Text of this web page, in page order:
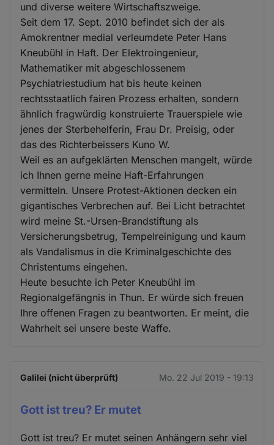
und diverse weitere Wirtschaftszweige.
Seit dem 17. Sept. 2010 befindet sich der als
Amokrentner medial verleumdete Peter Hans
Kneubühl in Haft. Der Elektroingenieur,
Mathematiker mit abgeschlossenem
Psychiatriestudium hat bis heute keinen
rechtsstaatlich fairen Prozess erhalten, sondern
ähnlich fragwürdig konstruierte Trauerspiele wie
jenes der Sterbehelferin, Frau Dr. Preisig, oder
das des Richterbeissers Kuno W.
Weil es an aufgeklärten Menschen mangelt, würde
ich Ihnen gerne meine Haft-Erfahrungen
vermitteln. Unsere Protest-Aktionen decken ein
gigantisches Verbrechen auf. Bei Licht betrachtet
wird meine St.-Ursen-Brandstiftung als
Versicherungsbetrug, Tempelreinigung und kaum
als Vandalismus in die Kriminalgeschichte des
Christentums eingehen.
Heute besuchte ich Peter Kneubühl im
Regionalgefängnis in Thun. Er würde sich freuen
Ihre offenen Fragen zu beantworten. Er meint, die
Wahrheit sei unsere beste Waffe.
Galilei (nicht überprüft) Mo. 22 Jul 2019 - 19:13
Gott ist treu? Er mutet
Gott ist treu? Er mutet seinen Anhängern sehr viel